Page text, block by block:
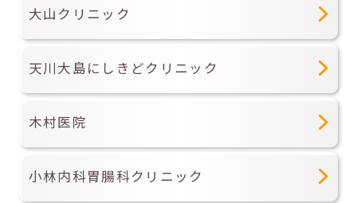
大山クリニック
天川大島にしきどクリニック
木村医院
小林内科胃腸科クリニック